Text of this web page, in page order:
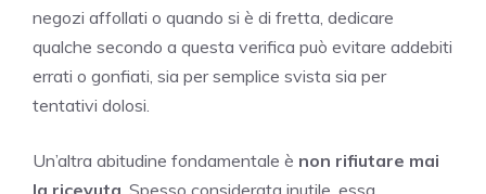
negozi affollati o quando si è di fretta, dedicare
qualche secondo a questa verifica può evitare addebiti
errati o gonfiati, sia per semplice svista sia per
tentativi dolosi.
Un’altra abitudine fondamentale è non rifiutare mai
la ricevuta . Spesso considerata inutile, essa